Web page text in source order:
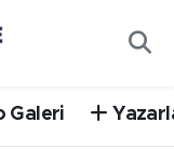
Galeri